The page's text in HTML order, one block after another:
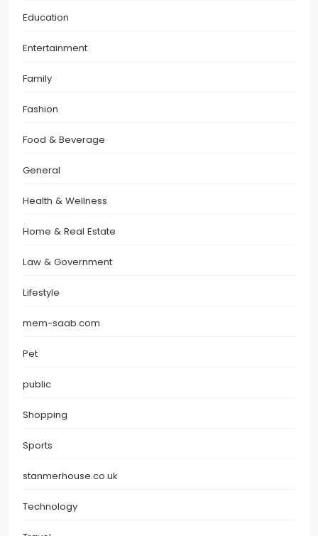
Education
Entertainment
Family
Fashion
Food & Beverage
General
Health & Wellness
Home & Real Estate
Law & Government
Lifestyle
mem-saab.com
Pet
public
Shopping
Sports
stanmerhouse.co.uk
Technology